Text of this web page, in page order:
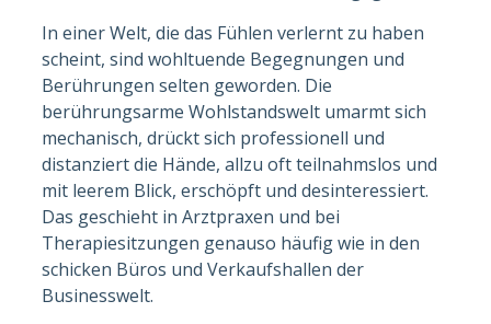
In einer Welt, die das Fühlen verlernt zu haben
scheint, sind wohltuende Begegnungen und
Berührungen selten geworden. Die
berührungsarme Wohlstandswelt umarmt sich
mechanisch, drückt sich professionell und
distanziert die Hände, allzu oft teilnahmslos und
mit leerem Blick, erschöpft und desinteressiert.
Das geschieht in Arztpraxen und bei
Therapiesitzungen genauso häufig wie in den
schicken Büros und Verkaufshallen der
Businesswelt.